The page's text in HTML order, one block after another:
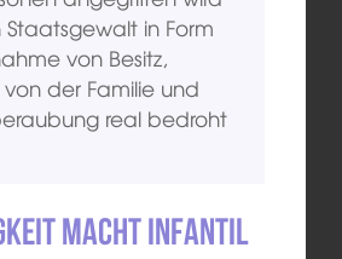
in Form
von Besitz,
von der Familie und
real bedroht
macht infantil